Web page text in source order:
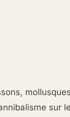
sur